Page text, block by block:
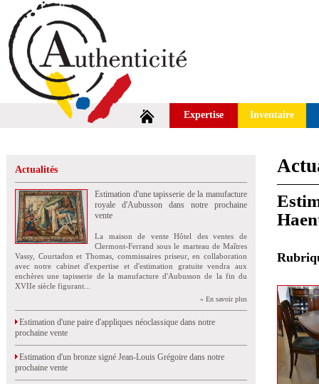
Expertise Inventaire
Actualités
Estimation d'une tapisserie de la manufacture
royale d'Aubusson dans notre prochaine
vente
La maison de vente Hôtel des ventes de
Clermont-Ferrand sous le marteau de Maîtres
Vassy, Courtadon et Thomas, commissaires priseur, en collaboration
avec notre cabinet d'expertise et d'estimation gratuite vendra aux
enchères une tapisserie de la manufacture d'Aubusson de la fin du
XVIIe siècle figurant...
» En savoir plus
Estimation d'une paire d'appliques néoclassique dans notre
prochaine vente
Estimation d'un bronze signé Jean-Louis Grégoire dans notre
prochaine vente